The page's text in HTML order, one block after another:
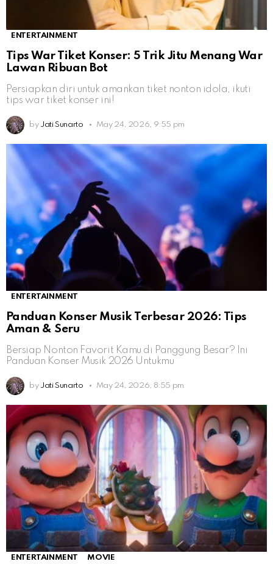
ENTERTAINMENT
Tips War Tiket Konser: 5 Trik Jitu Menang War
Lawan Ribuan Bot
Persiapkan diri untuk amankan tiket nonton idola, ikuti
tips war tiket konser ini!
by Jati Sunarto May 24, 2026, 9:55 pm
ENTERTAINMENT
Panduan Konser Musik Terbesar 2026: Tips
Aman & Seru
Bersiap Nonton Favorit Kamu di Panggung Besar? Ini
Panduan Konser Musik 2026 Untukmu
by Jati Sunarto May 24, 2026, 8:55 pm
ENTERTAINMENT MOVIE